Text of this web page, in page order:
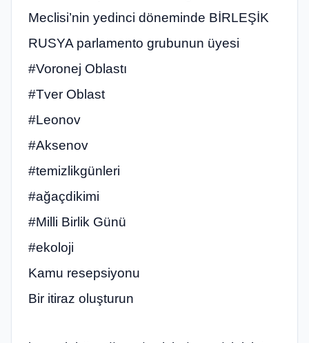
Meclisi’nin yedinci döneminde BİRLEŞİK
RUSYA parlamento grubunun üyesi
#Voronej Oblastı
#Tver Oblast
#Leonov
#Aksenov
#temizlikgünleri
#ağaçdikimi
#Milli Birlik Günü
#ekoloji
Kamu resepsiyonu
Bir itiraz oluşturun